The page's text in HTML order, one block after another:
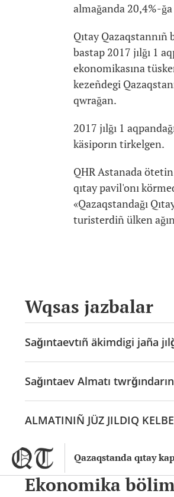
Qazaqstanda qıtay
almağanda 20,4%-
Qıtay
bastap 2017 jılğı 1
ekonomikasına
kezeñdegi
qwrağan.
2017 jılğı 1
käsiporın tirkelgen.
QHR Astanada
qıtay pavil'onı
«Qazaqstandağı
turisterdiñ ülken
Wqsas jazbalar
Sağıntaevtıñ äkimdigi jaña
Sağıntaev Almatı
ALMATINIÑ JÜZ JILDIQ
Ekonomika